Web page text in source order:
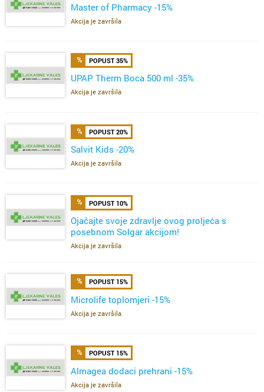
Master of Pharmacy -15%
Akcija je završila
POPUST 35%
UPAP Therm Boca 500 ml -35%
Akcija je završila
POPUST 20%
Salvit Kids -20%
Akcija je završila
POPUST 10%
Ojačajte svoje zdravlje ovog proljeća s
posebnom Solgar akcijom!
Akcija je završila
POPUST 15%
Microlife toplomjeri -15%
Akcija je završila
POPUST 15%
Almagea dodaci prehrani -15%
Akcija je završila